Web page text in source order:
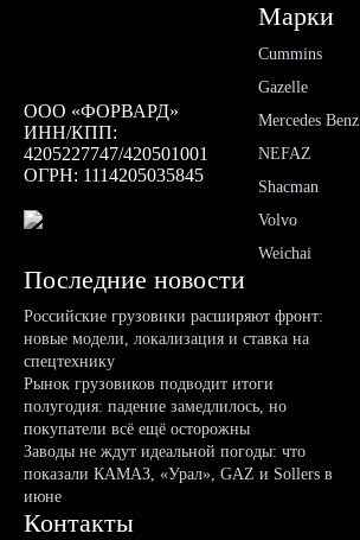
ООО «ФОРВАРД»
ИНН/КПП:
4205227747/420501001
ОГРН: 1114205035845
Марки
Cummins
Gazelle
Mercedes Benz
NEFAZ
Shacman
Volvo
Weichai
Последние новости
Российские грузовики расширяют фронт:
новые модели, локализация и ставка на
спецтехнику
Рынок грузовиков подводит итоги
полугодия: падение замедлилось, но
покупатели всё ещё осторожны
Заводы не ждут идеальной погоды: что
показали КАМАЗ, «Урал», GAZ и Sollers в
июне
Контакты